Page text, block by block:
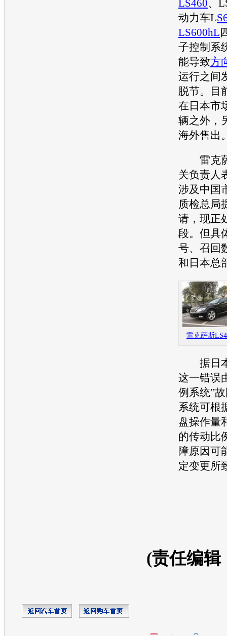
LS460、
动力车L
LS600hL
子控制系
能导致方
运行之间
脱节。目
在日本市
辆之外，
海外售出
雷克
关负责人
涉及中国
质检总局
请，现正
段。但具
号、 召回
和日本总
雷克萨斯
据日本
这一错误
例系统”
系统可根
盘操作量
的传动比
障原因可
定变更所
(责任编辑